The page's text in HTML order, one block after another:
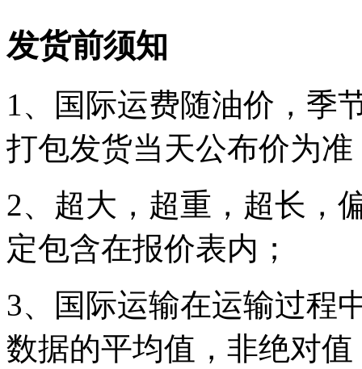
发货前须知
1、国际运费随油价，季
打包发货当天公布价为
2、超大，超重，超长，
定包含在报价表内；
3、国际运输在运输过程
数据的平均值，非绝对